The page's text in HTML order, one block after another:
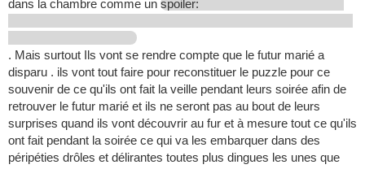
dans la chambre comme un spoiler:
. Mais surtout Ils vont se rendre compte que le futur marié a
disparu . ils vont tout faire pour reconstituer le puzzle pour ce
souvenir de ce qu'ils ont fait la veille pendant leurs soirée afin de
retrouver le futur marié et ils ne seront pas au bout de leurs
surprises quand ils vont découvrir au fur et à mesure tout ce qu'ils
ont fait pendant la soirée ce qui va les embarquer dans des
péripéties drôles et délirantes toutes plus dingues les unes que